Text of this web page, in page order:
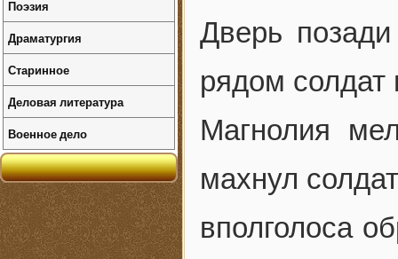
Дверь
рядом
Магнолия
махнул
вполголоса
Поэзия
Драматургия
Старинное
Деловая литература
Военное дело